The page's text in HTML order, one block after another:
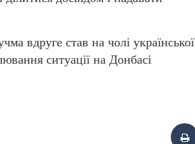
вдруге став на чолі української
ситуації на Донбасі